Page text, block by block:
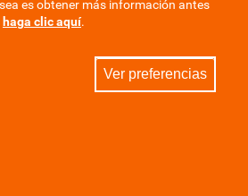
es obtener más información antes
haga clic aquí.
Ver preferencias